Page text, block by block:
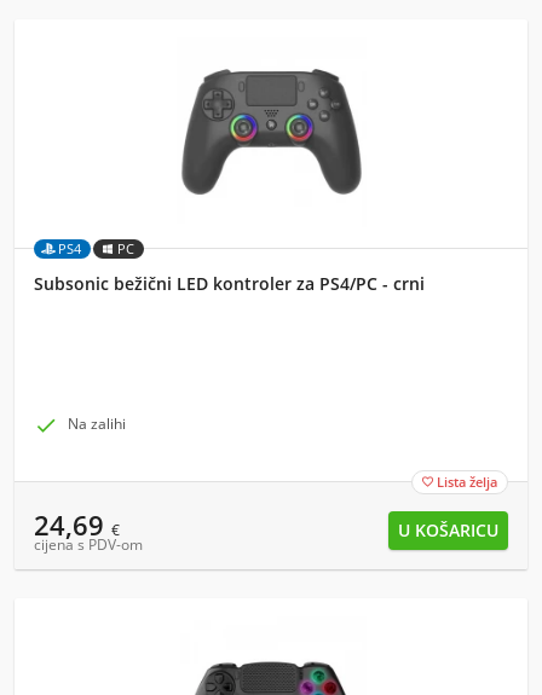
PS4 PC
Subsonic bežični LED kontroler za PS4/PC - crni
 Na zalihi
 Lista želja
24,69 €
cijena s PDV-om